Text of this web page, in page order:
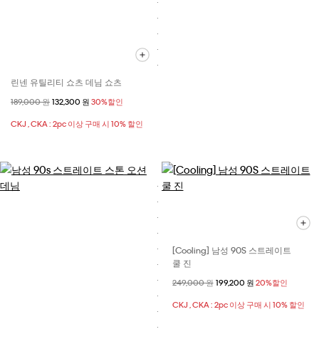
린넨 유틸리티 쇼츠 데님 쇼츠
할인 전 가격
189,000 원 할인된 가격
132,300 원 30%할인
CKJ , CKA : 2pc 이상 구매 시 10% 할인
[Cooling] 남성 90S 스트레이트
쿨 진
할인 전 가격
249,000 원할인된 가격
199,200 원 20%할인
CKJ , CKA : 2pc 이상 구매 시 10% 할인